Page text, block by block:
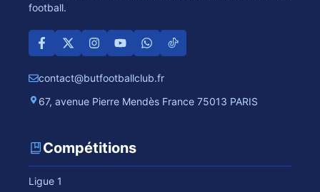
football.
contact@butfootballclub.fr
67, avenue Pierre Mendès France 75013 PARIS
Compétitions
Ligue 1